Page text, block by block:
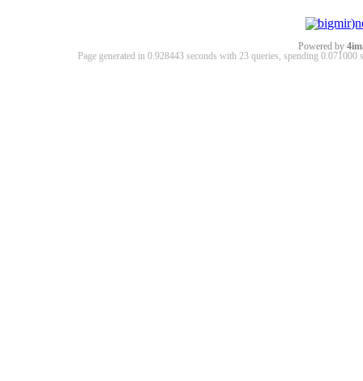
Powered by
Page generated in 0.928443 seconds with 23 queries, spending